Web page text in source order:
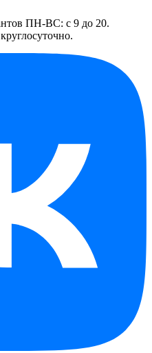
ПН-ВС: с 9 до 20.